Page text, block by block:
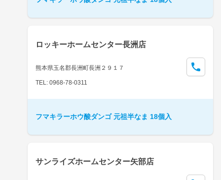
ロッキーホームセンター長洲店
熊本県玉名郡長洲町長洲２９１７
TEL: 0968-78-0311
フマキラーホウ酸ダンゴ 元祖半なま 18個入
サンライズホームセンター矢部店